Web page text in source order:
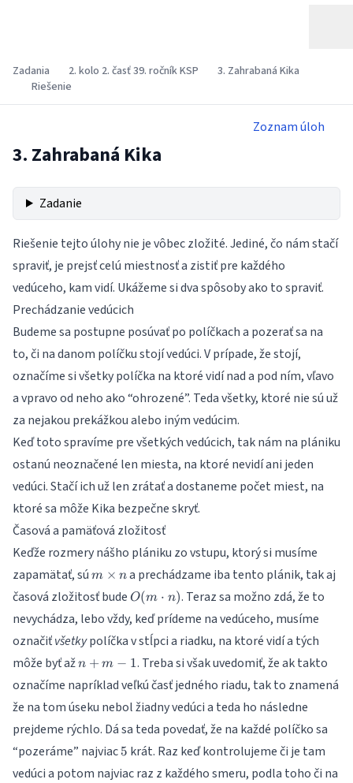
Zadania 2. kolo 2. časť 39. ročník KSP
3. Zahrabaná Kika
Riešenie
Zoznam úloh
3. Zahrabaná Kika
Zadanie
Riešenie tejto úlohy nie je vôbec zložité. Jediné, čo nám stačí
spraviť, je prejsť celú miestnosť a zistiť pre každého
vedúceho, kam vidí. Ukážeme si dva spôsoby ako to spraviť.
Prechádzanie vedúcich
Budeme sa postupne posúvať po políčkach a pozerať sa na
to, či na danom políčku stojí vedúci. V prípade, že stojí,
označíme si všetky políčka na ktoré vidí nad a pod ním, vľavo
a vpravo od neho ako “ohrozené”. Teda všetky, ktoré nie sú už
za nejakou prekážkou alebo iným vedúcim.
Keď toto spravíme pre všetkých vedúcich, tak nám na plániku
ostanú neoznačené len miesta, na ktoré nevidí ani jeden
vedúci. Stačí ich už len zrátať a dostaneme počet miest, na
ktoré sa môže Kika bezpečne skryť.
Časová a pamäťová zložitosť
Keďže rozmery nášho plániku zo vstupu, ktorý si musíme
zapamätať, sú m\times
m × na prechádzame iba tento plánik, tak aj
časová zložitosť bude O(m\cdot
O(m ⋅ n). Teraz sa možno zdá, že to
nevychádza, lebo vždy, keď prídeme na vedúceho, musíme
označiťvšetkypolíčka v stĺpci a riadku, na ktoré vidí a tých
môže byť ažn+m-
n + m − 1. Treba si však uvedomiť, že ak takto
označíme napríklad veľkú časť jedného riadu, tak to znamená
že na tom úseku nebol žiadny vedúci a teda ho následne
prejdeme rýchlo. Dá sa teda povedať, že na každé políčko sa
“pozeráme” najviac 5
5 krát. Raz keď kontrolujeme či je tam
vedúci a potom najviac raz z každého smeru, podla toho či na